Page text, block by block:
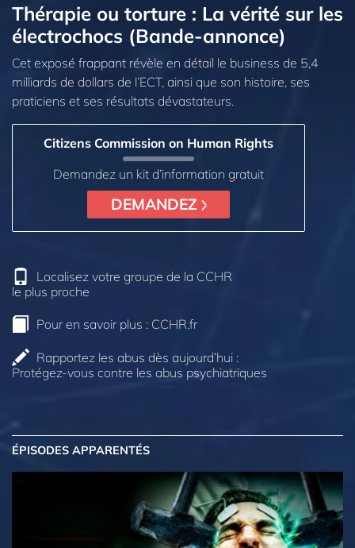
Thérapie ou torture : La vérité sur les
électrochocs (Bande-annonce)
Cet exposé frappant révèle en détail le business de 5,4
milliards de dollars de l’ECT, ainsi que son histoire, ses
praticiens et ses résultats dévastateurs.
Citizens Commission on Human Rights
Demandez un kit d’information gratuit
DEMANDEZ
Localisez votre groupe de la CCHR
le plus proche
Pour en savoir plus : CCHR.fr
Rapportez les abus dès aujourd’hui :
Protégez-vous contre les abus psychiatriques
ÉPISODES APPARENTÉS